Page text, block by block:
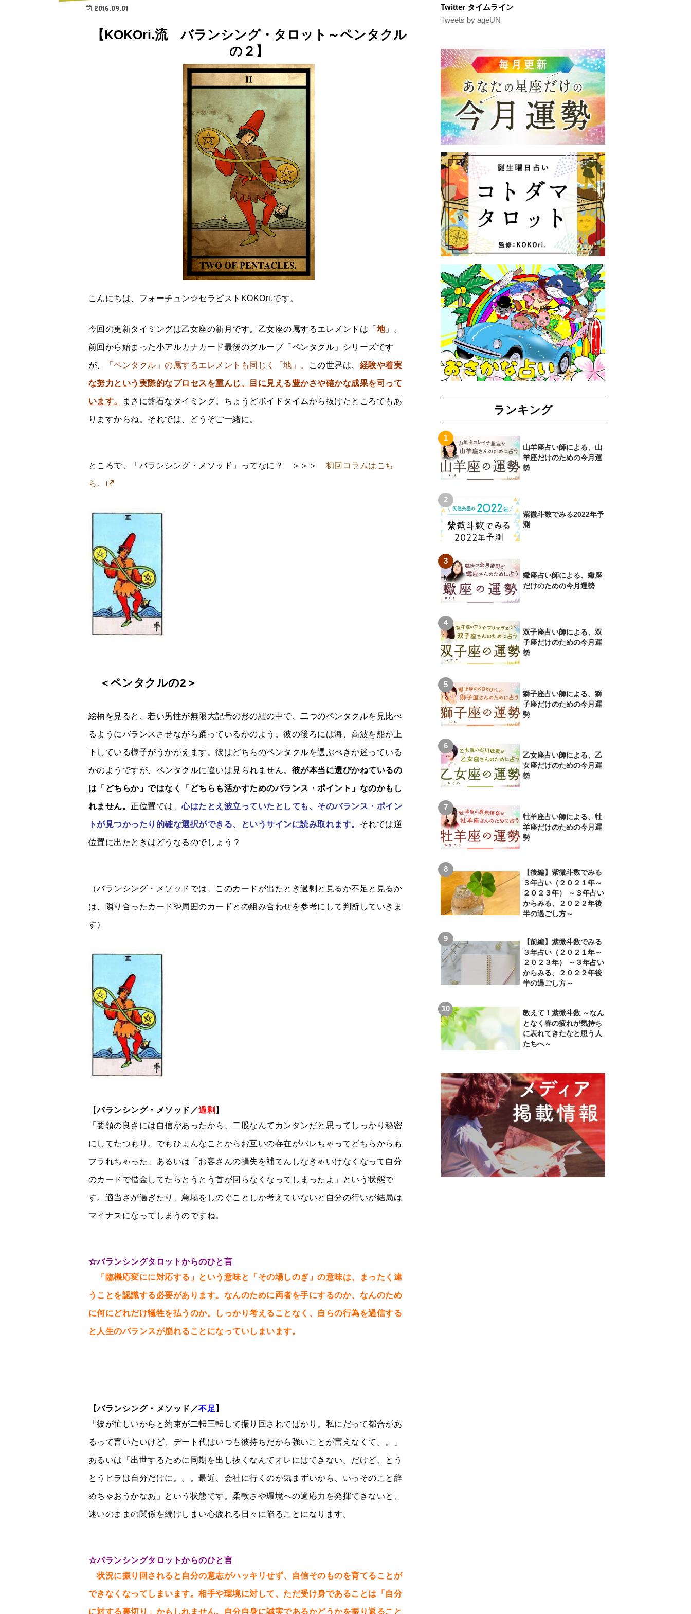
2016.09.01
【KOKOri.流 バランシング・タロット～ペンタクル
の２】
こんにちは、フォーチュン☆セラピストKOKOri.です。
今回の更新タイミングは乙女座の新月です。乙女座の属するエレメントは「 地」。
前回から始まった小アルカナカード最後のグループ「ペンタクル」シリーズです
が、 「ペンタクル」の属するエレメントも同じく「地」。 この世界は、 経験や着実
な努力という実際的なプロセスを重んじ、目に見える豊かさや確かな成果を司って
います。 まさに盤石なタイミング。ちょうどボイドタイムから抜けたところでもあ
りますからね。それでは、どうぞご一緒に。
ところで、「バランシング・メソッド」ってなに？ ＞＞＞ 初回コラムはこち
ら。
＜ペンタクルの2＞
絵柄を見ると、若い男性が無限大記号の形の紐の中で、二つのペンタクルを見比べ
るようにバランスさせながら踊っているかのよう。彼の後ろには海、高波を船が上
下している様子がうかがえます。彼はどちらのペンタクルを選ぶべきか迷っている
かのようですが、ペンタクルに違いは見られません。 彼が本当に選びかねているの
は「どちらか」ではなく「どちらも活かすためのバランス・ポイント」なのかもし
れません。 正位置では、心はたとえ波立っていたとしても、そのバランス・ポイン
トが見つかったり的確な選択ができる、というサインに読み取れます。 それでは逆
位置に出たときはどうなるのでしょう？
（バランシング・メソッドでは、このカードが出たとき過剰と見るか不足と見るか
は、隣り合ったカードや周囲のカードとの組み合わせを参考にして判断していきま
す）
【バランシング・メソッド／過剰 】
「要領の良さには自信があったから、二股なんてカンタンだと思ってしっかり秘密
にしてたつもり。でもひょんなことからお互いの存在がバレちゃってどちらからも
フラれちゃった」あるいは「お客さんの損失を補てんしなきゃいけなくなって自分
のカードで借金してたらとうとう首が回らなくなってしまったよ」という状態で
す。適当さが過ぎたり、急場をしのぐことしか考えていないと自分の行いが結局は
マイナスになってしまうのですね。
☆バランシングタロットからのひと言
「臨機応変にに対応する」という意味と「その場しのぎ」の意味は、まったく違
うことを認識する必要があります。なんのために両者を手にするのか、なんのため
に何にどれだけ犠牲を払うのか。しっかり考えることなく、自らの行為を過信する
と人生のバランスが崩れることになっていしまいます。
【バランシング・メソッド／不足 】
「彼が忙しいからと約束が二転三転して振り回されてばかり。私にだって都合があ
るって言いたいけど、デート代はいつも彼持ちだから強いことが言えなくて。。」
あるいは「出世するために同期を出し抜くなんてオレにはできない。だけど、とう
とうヒラは自分だけに。。。最近、会社に行くのが気まずいから、いっそのこと辞
めちゃおうかなあ」という状態です。柔軟さや環境への適応力を発揮できないと、
迷いのままの関係を続けしまい心疲れる日々に陥ることになります。
☆バランシングタロットからのひと言
状況に振り回されると自分の意志がハッキリせず、自信そのものを育てることが
できなくなってしまいます。相手や環境に対して、ただ受け身であることは「自分
に対する裏切り」かもしれません。自分自身に誠実であるかどうかを振り返ること
Twitter タイムライン
Tweets by ageUN
ランキング
山羊座占い師による、山
羊座だけのための今月運
勢
紫微斗数でみる2022年予
測
蠍座占い師による、蠍座
だけのための今月運勢
双子座占い師による、双
子座だけのための今月運
勢
獅子座占い師による、獅
子座だけのための今月運
勢
乙女座占い師による、乙
女座だけのための今月運
勢
牡羊座占い師による、牡
羊座だけのための今月運
勢
【後編】紫微斗数でみる
３年占い（２０２１年～
２０２３年） ～３年占い
からみる、２０２２年後
半の過ごし方～
【前編】紫微斗数でみる
３年占い（２０２１年～
２０２３年） ～３年占い
からみる、２０２２年後
半の過ごし方～
教えて！紫微斗数 ～なん
となく春の疲れが気持ち
に表れてきたなと思う人
たちへ～